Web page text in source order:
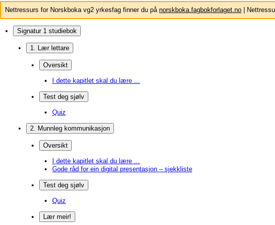
Nettressurs for Norskboka vg2 yrkesfag finner du på norskboka.fagbokforlaget.no |
Signatur 1 studiebok
1. Lær lettare
Oversikt
I dette kapitlet skal du lære ...
Test deg sjølv
Quiz
2. Munnleg kommunikasjon
Oversikt
I dette kapitlet skal du lære ...
Gode råd for ein digital presentasjon – sjekkliste
Test deg sjølv
Quiz
Lær meir!